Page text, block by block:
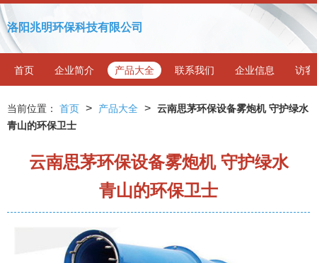
洛阳兆明环保科技有限公司
首页 企业简介 产品大全 联系我们 企业信息 访客
当前位置： 首页 > 产品大全 > 云南思茅环保设备雾炮机 守护绿水
青山的环保卫士
云南思茅环保设备雾炮机 守护绿水
青山的环保卫士